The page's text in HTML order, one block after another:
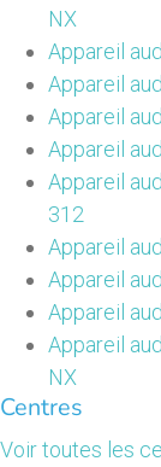
NX
Appareil
Appareil
Appareil
Appareil
Appareil
312
Appareil
Appareil
Appareil
Appareil
NX
Centres
Voir toutes les